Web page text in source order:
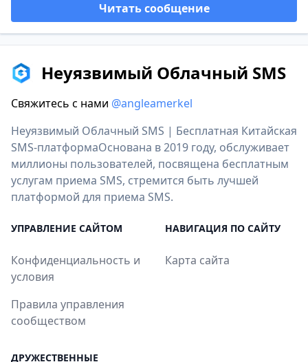
Читать сообщение
Неуязвимый Облачный SMS
Свяжитесь с нами @angleamerkel
Неуязвимый Облачный SMS | Бесплатная Китайская
SMS-платформаОснована в 2019 году, обслуживает
миллионы пользователей, посвящена бесплатным
услугам приема SMS, стремится быть лучшей
платформой для приема SMS.
УПРАВЛЕНИЕ САЙТОМ
Конфиденциальность и
условия
Правила управления
сообществом
НАВИГАЦИЯ ПО САЙТУ
Карта сайта
ДРУЖЕСТВЕННЫЕ